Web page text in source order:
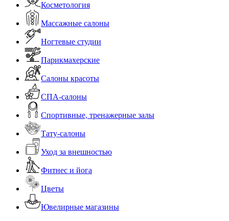
Косметология
Массажные салоны
Ногтевые студии
Парикмахерские
Салоны красоты
СПА-салоны
Спортивные, тренажерные залы
Тату-салоны
Уход за внешностью
Фитнес и йога
Цветы
Ювелирные магазины